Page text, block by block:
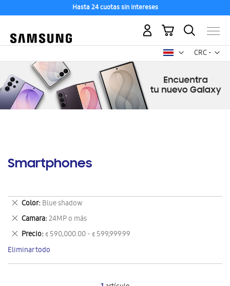
Hasta 24 cuotas sin intereses
CRC -
colón
Mi carrito
Smartphones
Color Blue shadow
Eliminar
este
artículo
Camara 24MP o más
Eliminar
este
artículo
Precio ¢ 590,000.00 - ¢ 599,999.99
Eliminar
este
artículo
Eliminar todo